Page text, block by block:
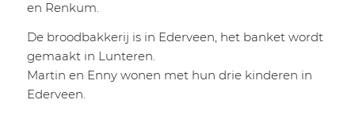
en Renkum.
De broodbakkerij is in Ederveen, het banket wordt
gemaakt in Lunteren.
Martin en Enny wonen met hun drie kinderen in
Ederveen.